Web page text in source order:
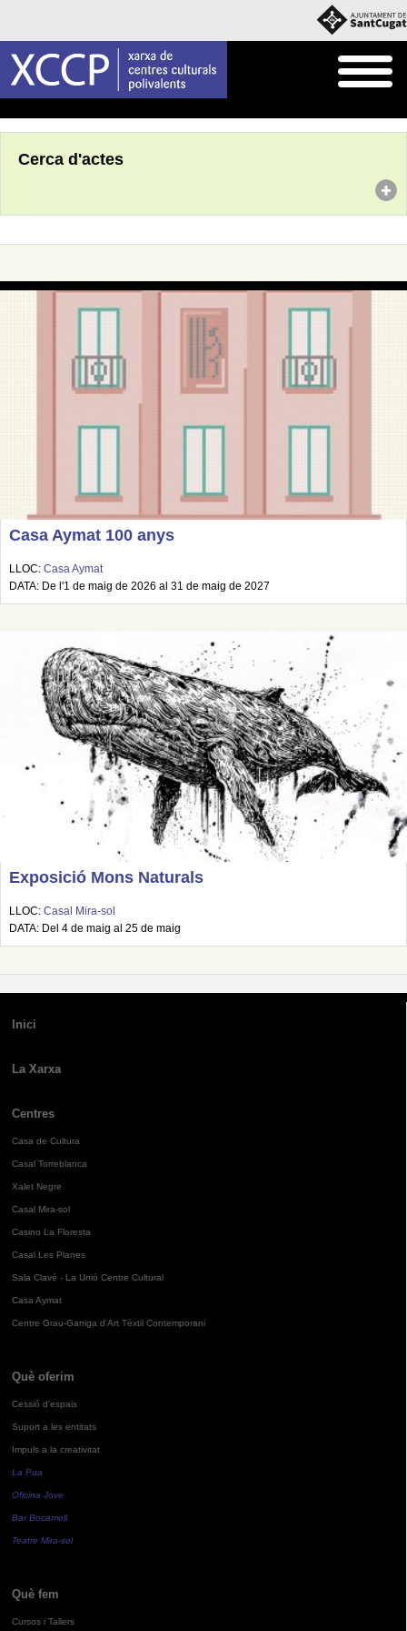
Cerca d'actes
Casa Aymat 100 anys
LLOC: Casa Aymat
DATA: De l'1 de maig de 2026 al 31 de maig de 2027
Exposició Mons Naturals
LLOC: Casal Mira-sol
DATA: Del 4 de maig al 25 de maig
Inici
La Xarxa
Centres
Casa de Cultura
Casal Torreblanca
Xalet Negre
Casal Mira-sol
Casino La Floresta
Casal Les Planes
Sala Clavé - La Unió Centre Cultural
Casa Aymat
Centre Grau-Garriga d'Art Tèxtil Contemporani
Què oferim
Cessió d'espais
Suport a les entitats
Impuls a la creativitat
La Pua
Oficina Jove
Bar Bocamoll
Teatre Mira-sol
Què fem
Cursos i Tallers